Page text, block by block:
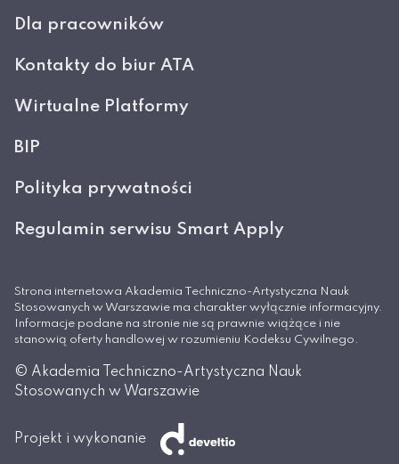
Dla pracowników
Kontakty do biur ATA
Wirtualne Platformy
BIP
Polityka prywatności
Regulamin serwisu Smart Apply
Strona internetowa Akademia Techniczno-Artystyczna Nauk
Stosowanych w Warszawie ma charakter wyłącznie informacyjny.
Informacje podane na stronie nie są prawnie wiążące i nie
stanowią oferty handlowej w rozumieniu Kodeksu Cywilnego.
© Akademia Techniczno-Artystyczna Nauk
Stosowanych w Warszawie
Projekt i wykonanie